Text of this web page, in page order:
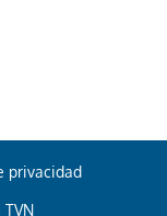
privacidad